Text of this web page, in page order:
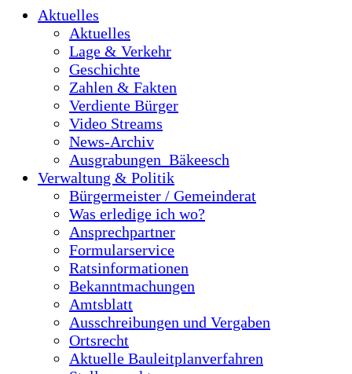
Aktuelles
Aktuelles
Lage & Verkehr
Geschichte
Zahlen & Fakten
Verdiente Bürger
Video Streams
News-Archiv
Ausgrabungen_Bäkeesch
Verwaltung & Politik
Bürgermeister / Gemeinderat
Was erledige ich wo?
Ansprechpartner
Formularservice
Ratsinformationen
Bekanntmachungen
Amtsblatt
Ausschreibungen und Vergaben
Ortsrecht
Aktuelle Bauleitplanverfahren